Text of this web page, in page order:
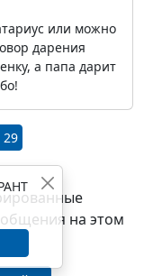
или можно
дарения
а папа дарит
29
на этом